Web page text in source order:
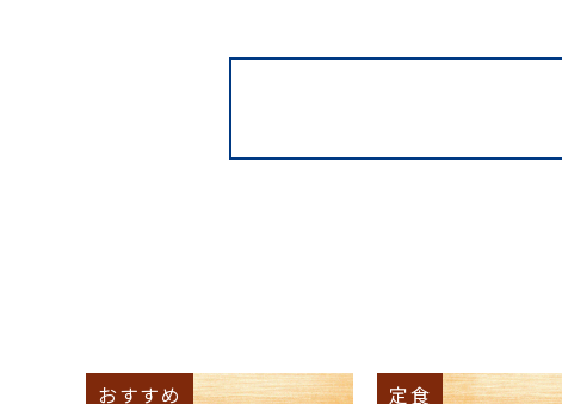
おすすめ 定食